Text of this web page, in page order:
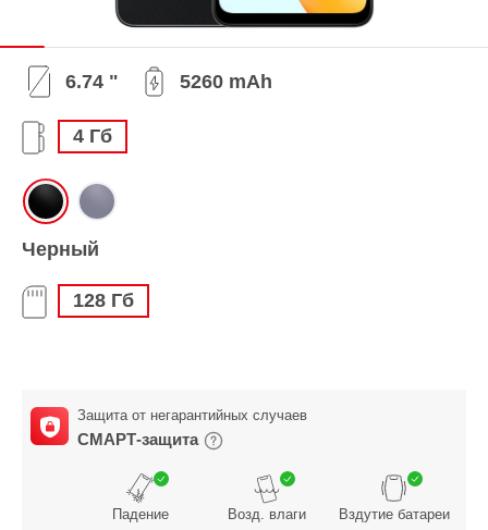
6.74 " 5260 mAh
4 Гб
Черный
128 Гб
Защита от негарантийных случаев
СМАРТ-защита
Падение Возд. влаги Вздутие батареи